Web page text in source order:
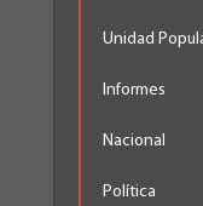
Unidad
Informes
Nacional
Política